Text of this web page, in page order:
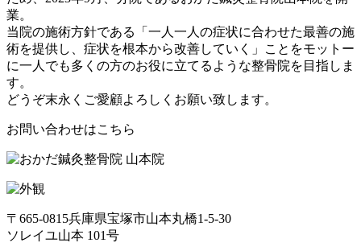
業。
当院の施術方針である「一人一人の症状に合わせた最善の施
術を提供し、症状を根本から改善していく」ことをモットー
に一人でも多くの方のお役に立てるような整骨院を目指しま
す。
どうぞ末永くご愛顧よろしくお願い致します。
お問い合わせはこちら
〒665-0815兵庫県宝塚市山本丸橋1-5-30
ソレイユ山本 101号